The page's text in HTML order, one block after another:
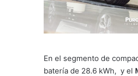
En el segmento de
batería de 28.6 kWh, y el